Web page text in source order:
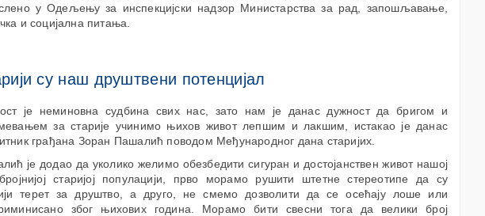
у Одељењу за инспекцијски надзор Министарства за рад, запошљавање,
и социјална питања.
су наш друштвени потенцијал
је неминовна судбина свих нас, зато нам је данас дужност да бригом и
за старије учинимо њихов живот лепшим и лакшим, истакао је данас
грађана Зоран Пашалић поводом Међународног дана старијих.
је додао да уколико желимо обезбедити сигуран и достојанствен живот нашој
старијој популацији, прво морамо рушити штетне стереотипе да су
терет за друштво, а друго, не смемо дозволити да се осећају лоше или
због њихових година. Морамо бити свесни тога да велики број